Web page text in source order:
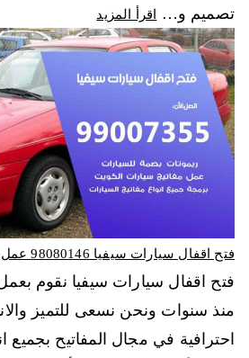
تصميم و…
اقرأ المزيد
فتح اقفال سيارات سيفيا 98080146‬ عمل مفاتيح سيارات جديدة
فتح اقفال سيارات سيفيا نقوم
منذ سنوات ونحن نسعى للتميز
احترافية في مجال المفاتيح بجميع